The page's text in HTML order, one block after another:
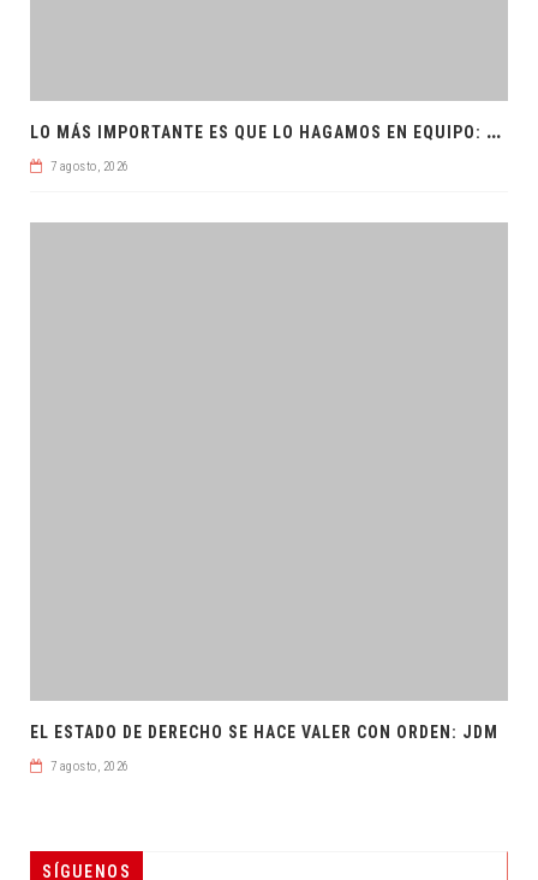
L
O MÁS IMPORTANTE ES QUE LO HAGAMOS EN EQUIPO: CPL
7 agosto, 2026
EL ESTADO DE DERECHO SE HACE VALER CON ORDEN: JDM
7 agosto, 2026
SÍGUENOS